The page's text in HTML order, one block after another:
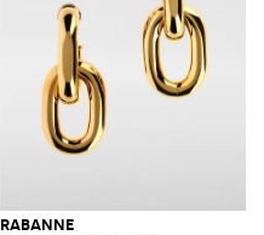
RABANNE